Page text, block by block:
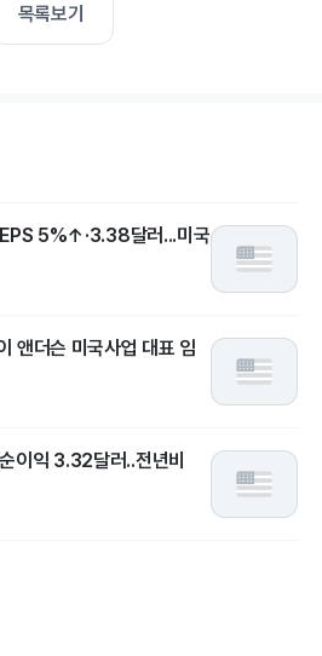
목록보기
5%↑·3.38달러...미국
앤더슨 미국사업 대표 임
이익 3.32달러..전년비